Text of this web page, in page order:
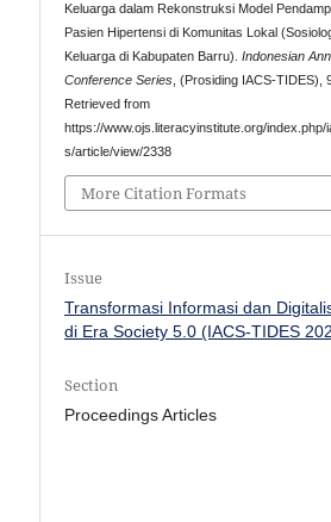
Keluarga dalam Rekonstruksi Model
Pasien Hipertensi di Komunitas Lokal
Keluarga di Kabupaten Barru).Indonesian
Conference Series , (Prosiding IACS-TIDES),
Retrieved from
https://www.ojs.literacyinstitute.org/index.php/
s/article/view/2338
More Citation Formats
Issue
Transformasi Informasi dan
di Era Society 5.0 (IACS-TIDES
Section
Proceedings Articles